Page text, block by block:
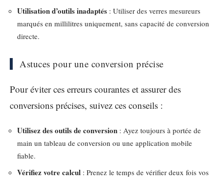
Utilisation d’outils inadaptés : Utiliser des verres mesureurs
marqués en millilitres uniquement, sans capacité de conversion
directe.
Astuces pour une conversion précise
Pour éviter ces erreurs courantes et assurer des
conversions précises, suivez ces conseils :
Utilisez des outils de conversion : Ayez toujours à portée de
main un tableau de conversion ou une application mobile
fiable.
Vérifiez votre calcul : Prenez le temps de vérifier deux fois vos